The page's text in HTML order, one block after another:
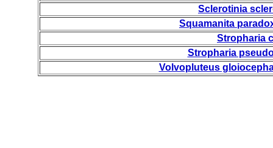
Sclerotinia
Squamanita
Stropharia
Stropharia
Volvopluteus